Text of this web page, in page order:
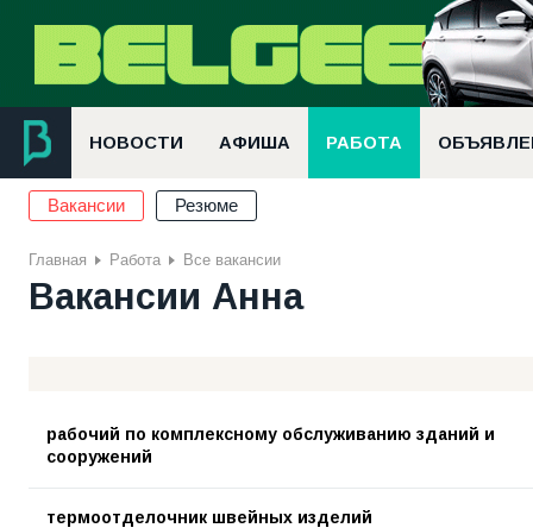
НОВОСТИ АФИША РАБОТА
Вакансии Резюме
Главная Работа Все вакансии
Вакансии Анна
рабочий по комплексному обслуживанию зданий и
сооружений
термоотделочник швейных изделий